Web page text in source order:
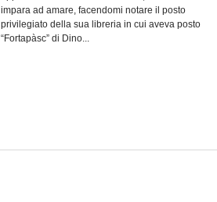
impara ad amare, facendomi notare il posto
privilegiato della sua libreria in cui aveva posto
“Fortapàsc” di Dino...